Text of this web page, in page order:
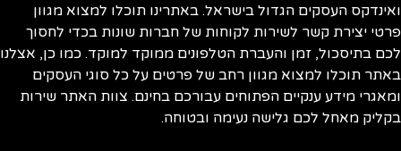
העסקים הגדול בישראל. באתרינו תוכלו למצוא מגוון
יצירת קשר לשירות לקוחות של חברות שונות בכדי לחסוך
בתיסכול, זמן והעברת הטלפונים ממוקד למוקד. כמו כן, אצלנו
תוכלו למצוא מגוון רחב של פרטים על כל סוגי העסקים
מידע ענקיים הפתוחים עבורכם בחינם. צוות האתר שירות
מאחל לכם גלישה נעימה ובטוחה.